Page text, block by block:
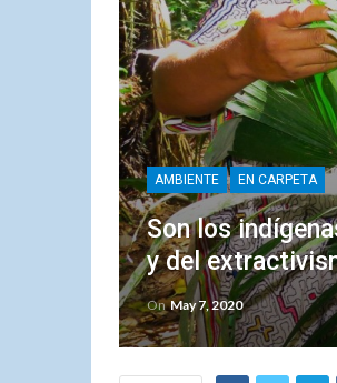
AMBIENTE EN CARPETA
Son los
y del
OnMay 7, 2020